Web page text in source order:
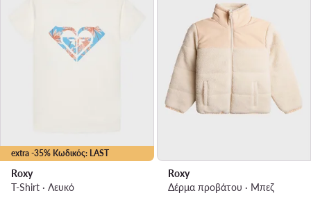
extra -35% Κωδικός: LAST
Roxy
T-Shirt · Λευκό
Roxy
Δέρμα προβάτου · Μπεζ